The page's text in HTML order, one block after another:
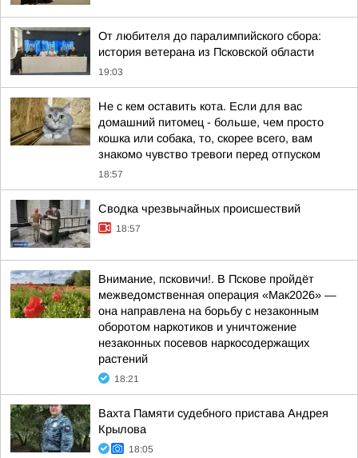
От любителя до паралимпийского сбора:
история ветерана из Псковской области
19:03
Не с кем оставить кота. Если для вас
домашний питомец - больше, чем просто
кошка или собака, то, скорее всего, вам
знакомо чувство тревоги перед отпуском
18:57
Сводка чрезвычайных происшествий
18:57
Внимание, псковичи!. В Пскове пройдёт
межведомственная операция «Мак2026» —
она направлена на борьбу с незаконным
оборотом наркотиков и уничтожение
незаконных посевов наркосодержащих
растений
18:21
Вахта Памяти судебного пристава Андрея
Крылова
18:05